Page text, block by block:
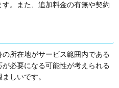
。また、追加料金の有無や契約
所在地がサービス範囲内である
必要になる可能性が考えられる
しいです。